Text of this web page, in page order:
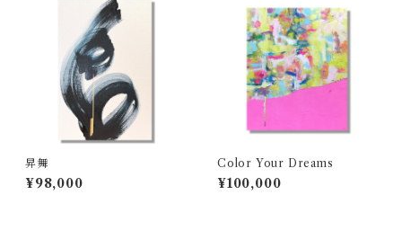
昇舞
¥98,000
Color Your Dreams
¥100,000